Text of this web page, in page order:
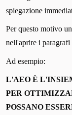
spiegazione
Per questo motivo
nell'aprire i
Ad esempio:
L'AEO È
PER
POSSANO